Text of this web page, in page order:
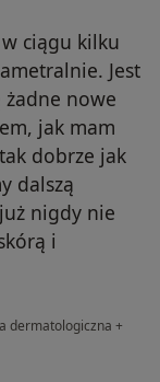
ciągu kilku
Jest
nowe
jak mam
dobrze jak
dalszą
nigdy nie
i
dermatologiczna +